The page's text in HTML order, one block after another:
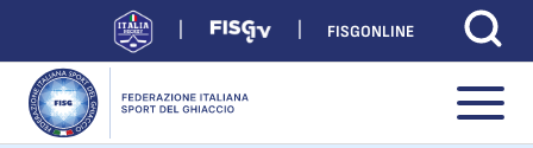
FISGONLINE